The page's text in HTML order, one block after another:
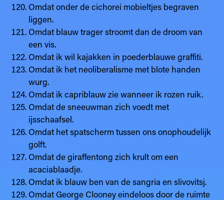
Omdat onder de cichorei mobieltjes begraven
liggen.
Omdat blauw trager stroomt dan de droom van
een vis.
Omdat ik wil kajakken in poederblauwe graffiti.
Omdat ik het neoliberalisme met blote handen
wurg.
Omdat ik capriblauw zie wanneer ik rozen ruik.
Omdat de sneeuwman zich voedt met
ijsschaafsel.
Omdat het spatscherm tussen ons onophoudelijk
golft.
Omdat de giraffentong zich krult om een
acaciablaadje.
Omdat ik blauw ben van de sangria en slivovitsj.
Omdat George Clooney eindeloos door de ruimte